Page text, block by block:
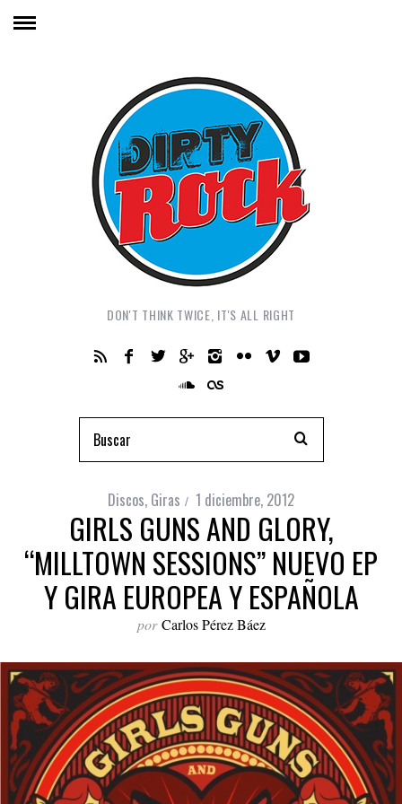
DON'T THINK TWICE, IT'S ALL RIGHT
Discos, Giras 1 diciembre, 2012
GIRLS GUNS AND GLORY,
“MILLTOWN SESSIONS” NUEVO EP
Y GIRA EUROPEA Y ESPAÑOLA
por Carlos Pérez Báez